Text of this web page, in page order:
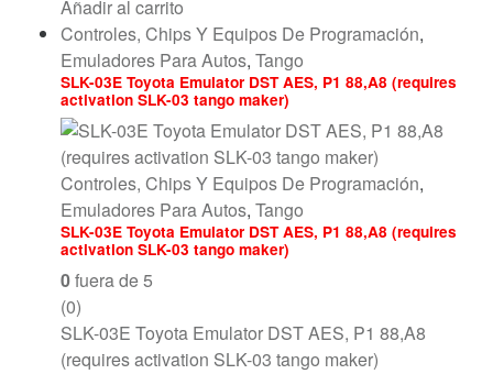
Añadir al carrito
Controles, Chips Y Equipos De Programación,
Emuladores Para Autos, Tango
SLK-03E Toyota Emulator DST AES, P1 88,A8 (requires
activation SLK-03 tango maker)
Controles, Chips Y Equipos De Programación,
Emuladores Para Autos, Tango
SLK-03E Toyota Emulator DST AES, P1 88,A8 (requires
activation SLK-03 tango maker)
0fuera de 5
(0)
SLK-03E Toyota Emulator DST AES, P1 88,A8
(requires activation SLK-03 tango maker)